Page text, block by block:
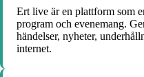
Ert live är en plattform som
program och evenemang.
händelser, nyheter,
internet.